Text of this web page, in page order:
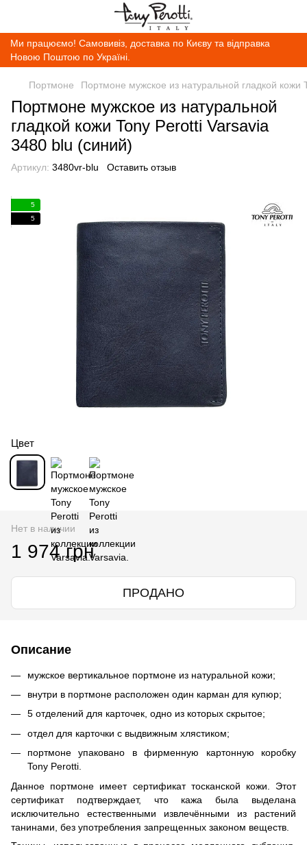
Ми працюємо! Самовивіз, доставка по Києву та відправка
Новою Поштою по Україні.
Портмоне Портмоне мужское из натуральной гладкой
Портмоне мужское из натуральной
гладкой кожи Tony Perotti Varsavia
3480 blu (синий)
Артикул: 3480vr-blu Оставить отзыв
5
5
Цвет
Нет в наличии
1 974 грн
ПРОДАНО
Описание
мужское вертикальное портмоне из натуральной кожи;
внутри в портмоне расположен один карман для купюр;
5 отделений для карточек, одно из которых скрытое;
отдел для карточки с выдвижным хлястиком;
портмоне упаковано в фирменную картонную коробку
Tony Perotti.
Данное портмоне имеет сертификат тосканской кожи. Этот
сертификат подтверждает, что кажа была выделана
исключительно естественными извлечёнными из растений
танинами, без употребления запрещенных законом веществ.